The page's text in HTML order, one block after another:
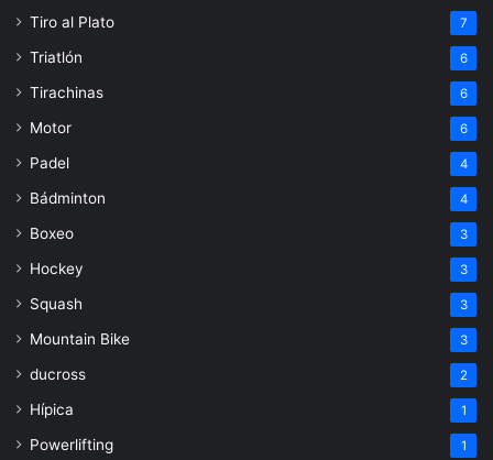
Tiro al Plato 7
Triatlón 6
Tirachinas 6
Motor 6
Padel 4
Bádminton 4
Boxeo 3
Hockey 3
Squash 3
Mountain Bike 3
ducross 2
Hípica 1
Powerlifting 1